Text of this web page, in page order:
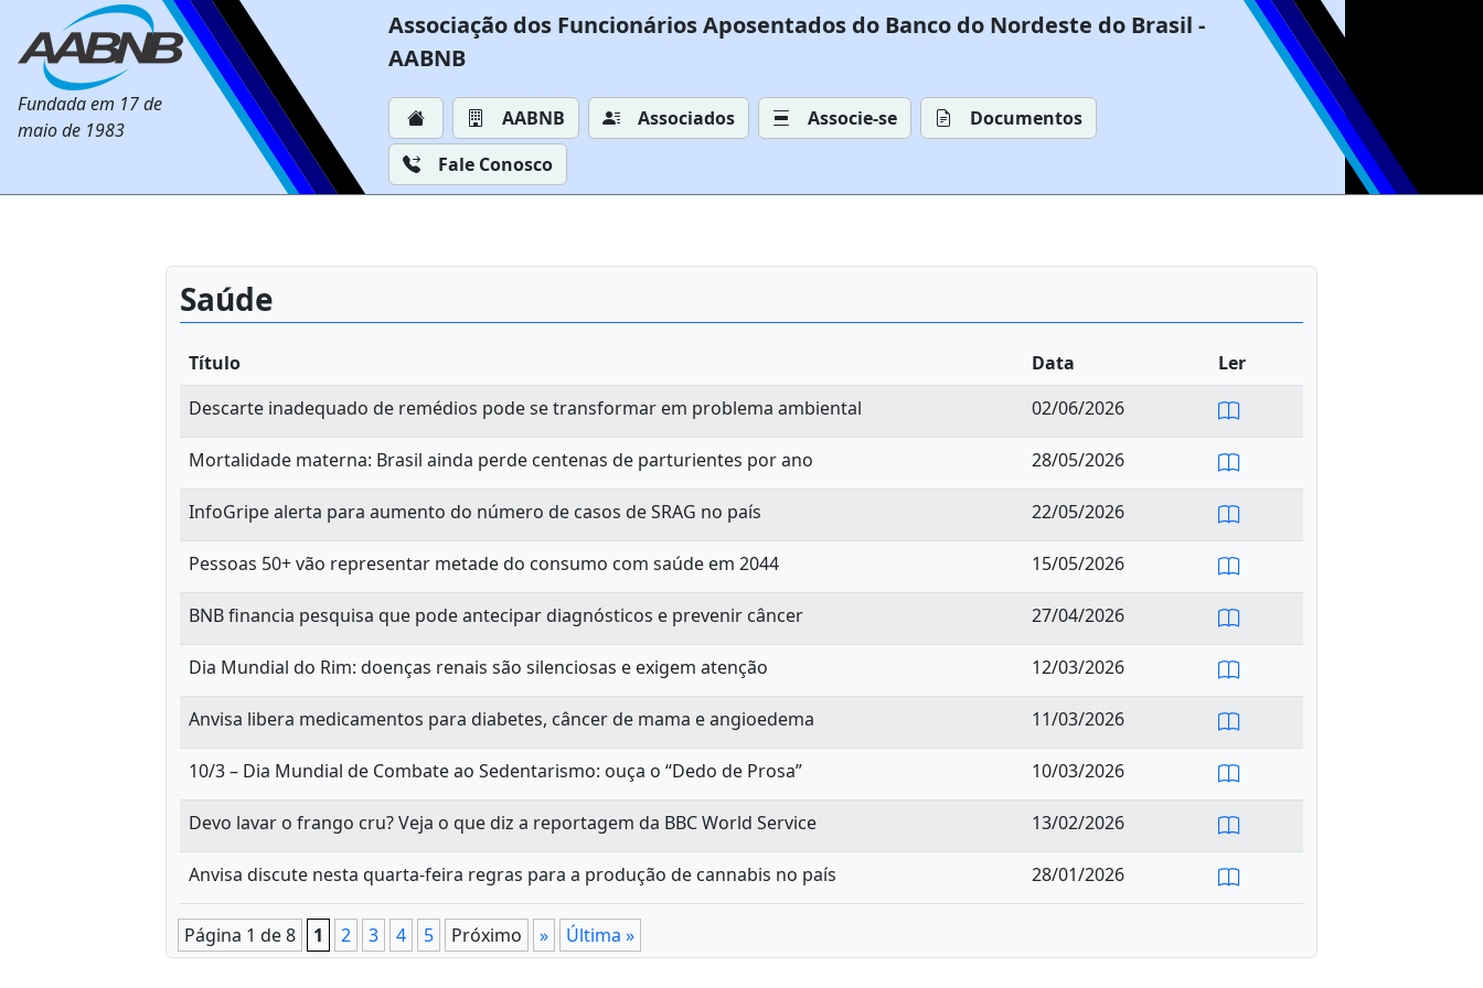
Fundada em 17 de
maio de 1983
Associação dos Funcionários Aposentados do Banco do Nordeste do Brasil -
AABNB
AABNB Associados Associe-se
Documentos
Fale Conosco
Saúde
Título Data
Ler
Descarte inadequado de remédios pode se transformar em problema ambiental
02/06/2026
Mortalidade materna: Brasil ainda perde centenas de parturientes por ano 28/05/2026
InfoGripe alerta para aumento do número de casos de SRAG no país 22/05/2026
Pessoas 50+ vão representar metade do consumo com saúde em 2044 15/05/2026
BNB financia pesquisa que pode antecipar diagnósticos e prevenir câncer 27/04/2026
Dia Mundial do Rim: doenças renais são silenciosas e exigem atenção 12/03/2026
Anvisa libera medicamentos para diabetes, câncer de mama e angioedema 11/03/2026
10/3 – Dia Mundial de Combate ao Sedentarismo: ouça o “Dedo de Prosa” 10/03/2026
Devo lavar o frango cru? Veja o que diz a reportagem da BBC World Service 13/02/2026
Anvisa discute nesta quarta-feira regras para a produção de cannabis no país 28/01/2026
Página 1 de 8 1 2 3 4 5 Próximo » Última »